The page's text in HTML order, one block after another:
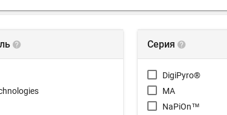
Серия
DigiPyro®
MA
NaPiOn™